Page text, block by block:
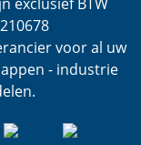
.
voor al uw
- industrie